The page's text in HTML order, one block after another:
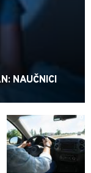
NAUČNICI
0